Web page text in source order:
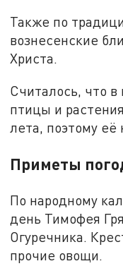
Также по
вознесенские
Христа.
Считалось, что
птицы и
лета, поэтому её
Приметы
По народному
день Тимофея
Огуречника.
прочие овощи.